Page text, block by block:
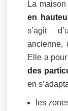
La
en
s’agit
ancienne,
Elle a
des
en
les